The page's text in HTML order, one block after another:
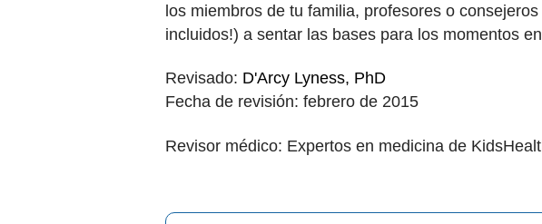
los miembros de tu familia, profesores o
incluidos!) a sentar las bases para los momentos
Revisado: D'Arcy Lyness, PhD
Fecha de revisión: febrero de 2015
Revisor médico: Expertos en medicina de